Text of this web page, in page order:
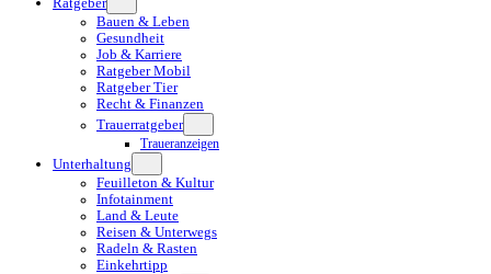
Bauen & Leben
Gesundheit
Job & Karriere
Ratgeber Mobil
Ratgeber Tier
Recht & Finanzen
Trauerratgeber
Traueranzeigen
Unterhaltung
Feuilleton & Kultur
Infotainment
Land & Leute
Reisen & Unterwegs
Radeln & Rasten
Einkehrtipp